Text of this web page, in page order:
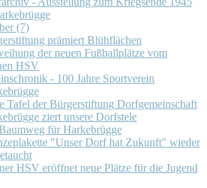
(7)
prämiert Blühflächen
der neuen Fußballplätze vom
HSV
- 100 Jahre Sportverein
Tafel der Bürgerstiftung Dorfgemeinschaft
ziert unsere Dorfstele
für Harkebrügge
"Unser Dorf hat Zukunft" wieder
HSV eröffnet neue Plätze für die Jugend